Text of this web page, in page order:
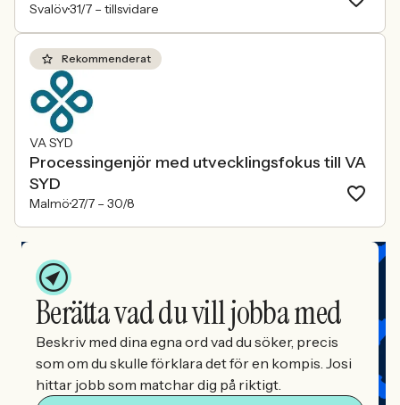
Svalöv31/7 – tillsvidare
Rekommenderat
VA SYD
Processingenjör med utvecklingsfokus till VA
SYD
Malmö27/7 – 30/8
Berätta vad du vill jobba med
Beskriv med dina egna ord vad du söker, precis
som om du skulle förklara det för en kompis. Josi
hittar jobb som matchar dig på riktigt.